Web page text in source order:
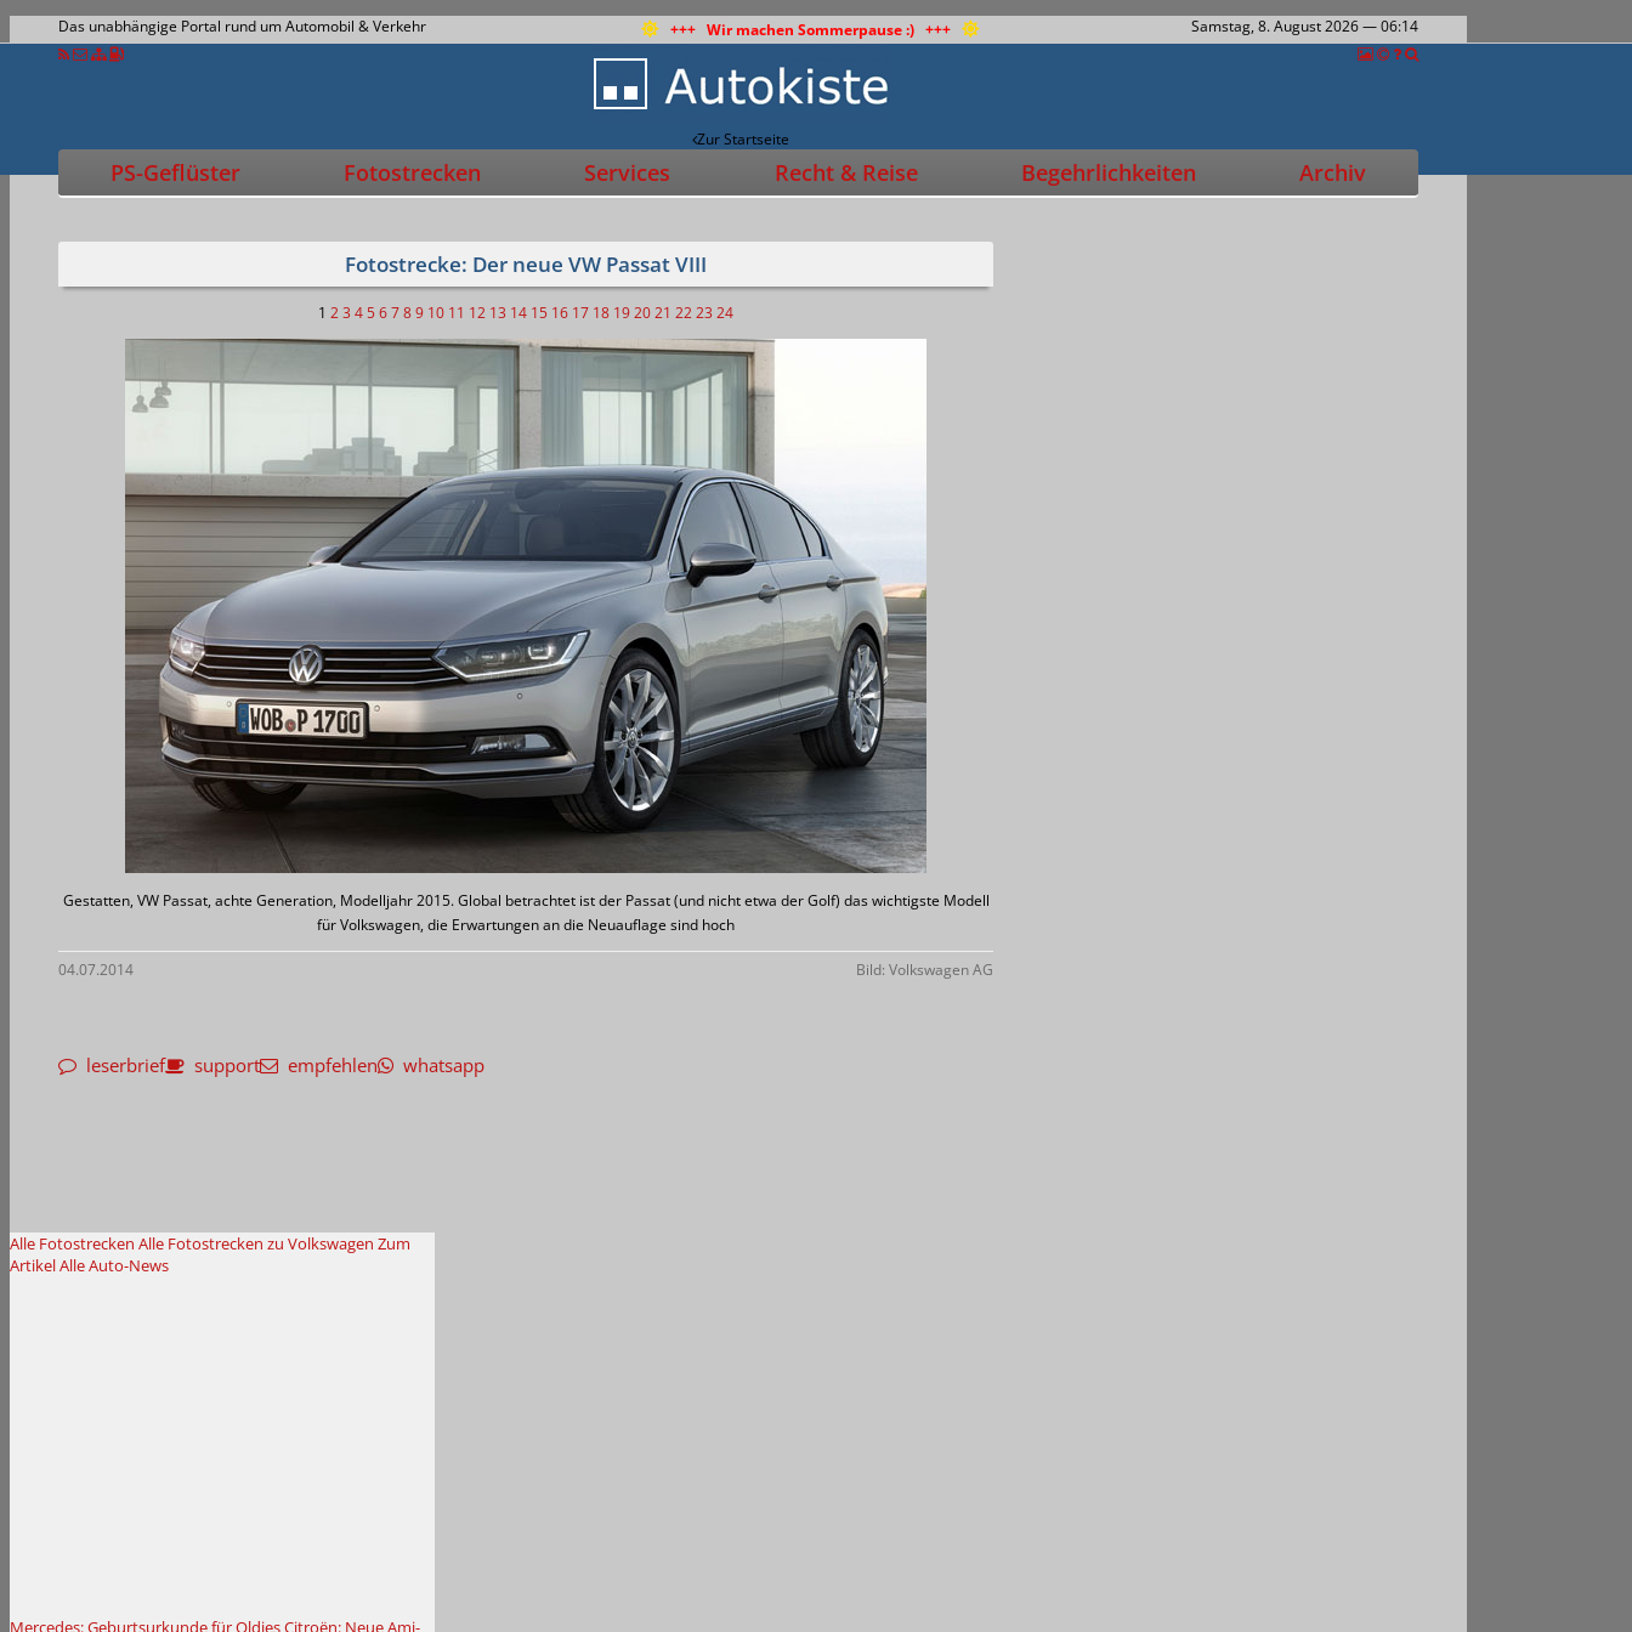
Das unabhängige Portal rund um Automobil & Verkehr +++ Wir machen Sommerpause :) +++ Samstag, 8. August 2026— 06:14
Zur Startseite
PS-Geflüster Fotostrecken Services Recht & Reise Begehrlichkeiten Archiv
Fotostrecke: Der neue VW Passat VIII
1 23 4 56789 10 11 12 13 14 15 16 17 18 192021 2223 24
Gestatten, VW Passat, achte Generation, Modelljahr 2015. Global betrachtet ist der Passat (und nicht etwa der Golf) das wichtigste Modell
für Volkswagen, die Erwartungen an die Neuauflage sind hoch
04.07.2014 Bild: Volkswagen AG
leserbrief support empfehlen whatsapp
Alle Fotostrecken Alle Fotostrecken zu Volkswagen Zum
ArtikelAlle Auto-News
Mercedes: Geburtsurkunde für OldiesCitroën: Neue Ami-